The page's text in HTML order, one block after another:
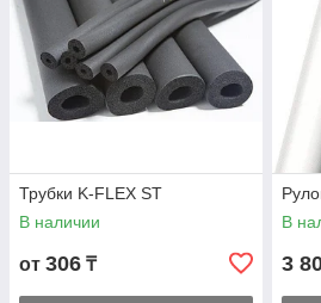
Трубки K-FLEX ST
В наличии
от 306 ₸
В
3